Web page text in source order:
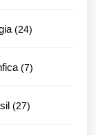
2424
77
2727